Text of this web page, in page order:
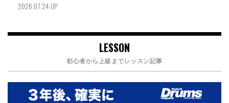
2026.07.24 UP
LESSON
初心者から上級までレッスン記事